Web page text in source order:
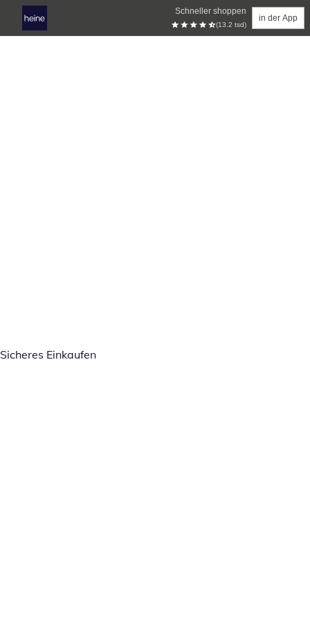
Schneller shoppen
(13.2 tsd)
in der App
Sicheres Einkaufen